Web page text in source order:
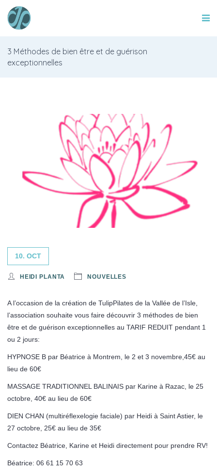
3 Méthodes de bien être et de guérison
exceptionnelles
10. OCT
HEIDI PLANTA NOUVELLES
A l’occasion de la création de TulipPilates de la Vallée de l’Isle,
l’association souhaite vous faire découvrir 3 méthodes de bien
être et de guérison exceptionnelles au TARIF REDUIT pendant 1
ou 2 jours:
HYPNOSE B par Béatrice à Montrem, le 2 et 3 novembre,45€ au
lieu de 60€
MASSAGE TRADITIONNEL BALINAIS par Karine à Razac, le 25
octobre, 40€ au lieu de 60€
DIEN CHAN (multiréflexelogie faciale) par Heidi à Saint Astier, le
27 octobre, 25€ au lieu de 35€
Contactez Béatrice, Karine et Heidi directement pour prendre RV!
Béatrice: 06 61 15 70 63